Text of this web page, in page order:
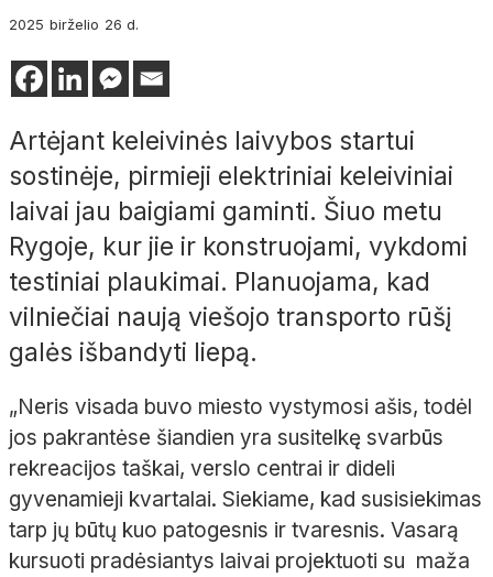
2025 birželio 26 d.
Artėjant keleivinės laivybos startui
sostinėje, pirmieji elektriniai keleiviniai
laivai jau baigiami gaminti. Šiuo metu
Rygoje, kur jie ir konstruojami, vykdomi
testiniai plaukimai. Planuojama, kad
vilniečiai naują viešojo transporto rūšį
galės išbandyti liepą.
„Neris visada buvo miesto vystymosi ašis, todėl
jos pakrantėse šiandien yra susitelkę svarbūs
rekreacijos taškai, verslo centrai ir dideli
gyvenamieji kvartalai. Siekiame, kad susisiekimas
tarp jų būtų kuo patogesnis ir tvaresnis. Vasarą
kursuoti pradėsiantys laivai projektuoti su maža